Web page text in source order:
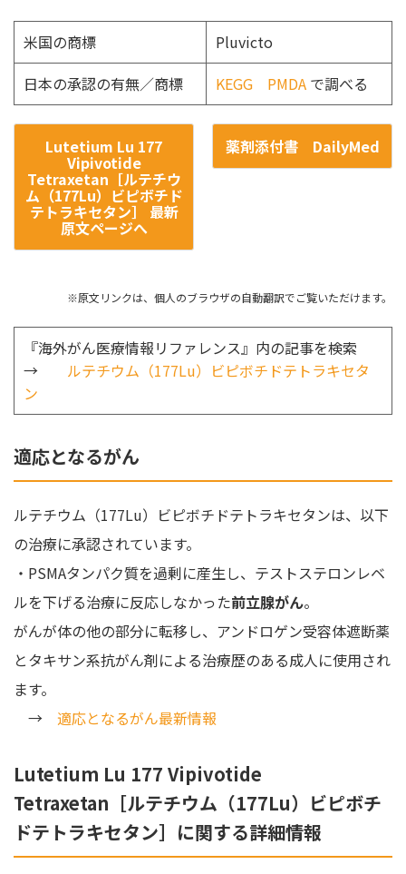
米国の商標
Pluvicto
日本の承認の有無／商標
KEGG PMDA で調べる
Lutetium Lu 177
Vipivotide
Tetraxetan［ルテチウ
ム（177Lu）ビピボチド
テトラキセタン］ 最新
原文ページへ
薬剤添付書 DailyMed
※原文リンクは、個人のブラウザの自動翻訳でご覧いただけます。
『海外がん医療情報リファレンス』内の記事を検索
→ ルテチウム（177Lu）ビピボチドテトラキセタ
ン
適応となるがん
ルテチウム（177Lu）ビピボチドテトラキセタンは、以下
の治療に承認されています。
・PSMAタンパク質を過剰に産生し、テストステロンレベ
ルを下げる治療に反応しなかった前立腺がん。
がんが体の他の部分に転移し、アンドロゲン受容体遮断薬
とタキサン系抗がん剤による治療歴のある成人に使用され
ます。
→ 適応となるがん最新情報
Lutetium Lu 177 Vipivotide
Tetraxetan［ルテチウム（177Lu）ビピボチ
ドテトラキセタン］に関する詳細情報